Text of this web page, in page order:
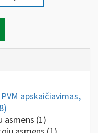
apskaičiavimas,
asmens (1)